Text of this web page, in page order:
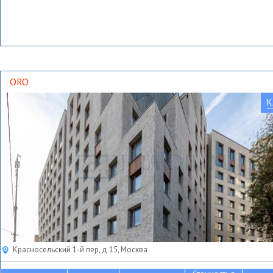
ORO
Красносельский 1-й пер, д 15, Москва